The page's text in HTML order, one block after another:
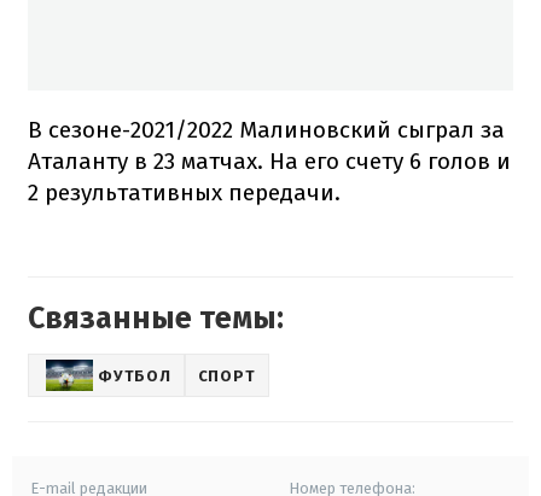
В сезоне-2021/2022 Малиновский сыграл за
Аталанту в 23 матчах. На его счету 6 голов и
2 результативных передачи.
Связанные темы:
ФУТБОЛ СПОРТ
E-mail редакции Номер телефона: